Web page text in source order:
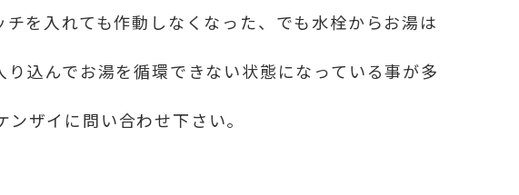
を入れても作動しなくなった、でも水栓からお湯は
込んでお湯を循環できない状態になっている事が多
ザイに問い合わせ下さい。